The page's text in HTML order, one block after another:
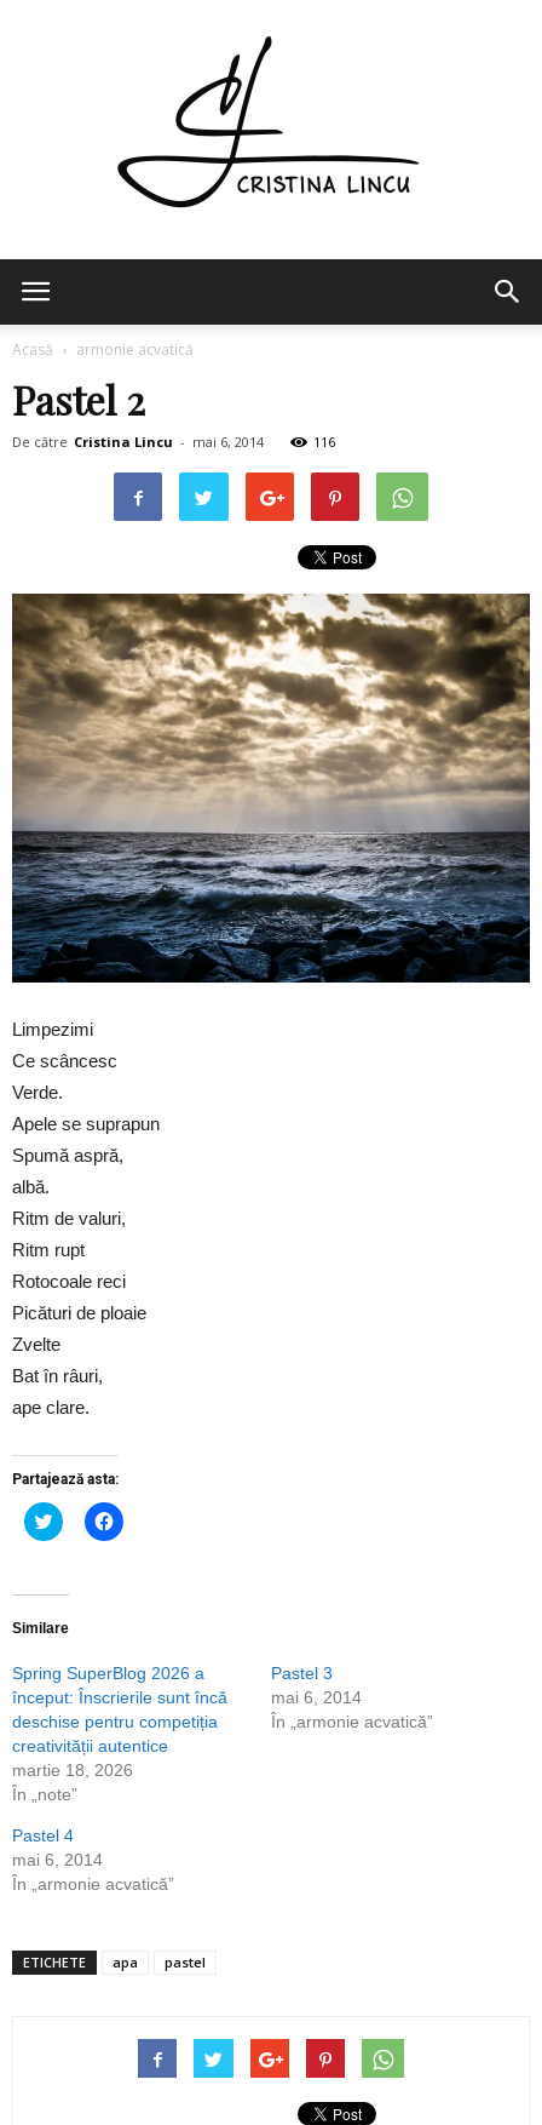
Acasă armonie acvatică
Pastel 2
De către Cristina Lincu - mai 6, 2014 116
Limpezimi
Ce scâncesc
Verde.
Apele se suprapun
Spumă aspră,
albă.
Ritm de valuri,
Ritm rupt
Rotocoale reci
Picături de ploaie
Zvelte
Bat în râuri,
ape clare.
Partajează asta:
Dă
clic
pe
deschide
fereastră
nouă)
Dă
clic
fereastră
nouă)
Similare
Spring SuperBlog 2026 a
început: Înscrierile sunt încă
deschise pentru competiția
creativității autentice
martie 18, 2026
În „note”
Pastel 3
mai 6, 2014
În „armonie acvatică”
Pastel 4
mai 6, 2014
În „armonie acvatică”
ETICHETE apa pastel